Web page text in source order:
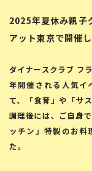
2025年夏休み親子
アット東京で開催
ダイナースクラブ フ
年開催される人気イ
て、「食育」や「サ
調理後には、ご自身
ッチン」特製のお料
た。